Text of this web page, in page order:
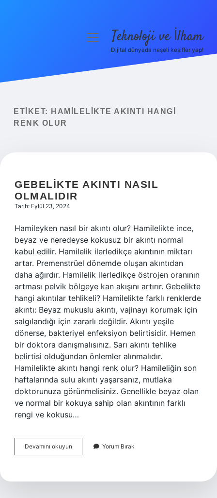
Yasal Uyarı
menüyüTeknoloji ve İlham
Dijital dünyada neşeli keşifler yap!
ETIKET:
HAMILELIKTE AKINTI HANGI
RENK OLUR
GEBELIKTE AKINTI NASIL
OLMALIDIR
Tarih: Eylül 23, 2024
Hamileyken nasıl bir akıntı olur? Hamilelikte ince,
beyaz ve neredeyse kokusuz bir akıntı normal
kabul edilir. Hamilelik ilerledikçe akıntının miktarı
artar. Premenstrüel dönemde oluşan akıntıdan
daha ağırdır. Hamilelik ilerledikçe östrojen oranının
artması pelvik bölgeye kan akışını artırır. Gebelikte
hangi akıntılar tehlikeli? Hamilelikte farklı renklerde
akıntı: Beyaz mukuslu akıntı, vajinayı korumak için
salgılandığı için zararlı değildir. Akıntı yeşile
dönerse, bakteriyel enfeksiyon belirtisidir. Hemen
bir doktora danışmalısınız. Sarı akıntı tehlike
belirtisi olduğundan önlemler alınmalıdır.
Hamilelikte akıntı hangi renk olur? Hamileliğin son
haftalarında sulu akıntı yaşarsanız, mutlaka
doktorunuza görünmelisiniz. Genellikle beyaz olan
ve normal bir kokuya sahip olan akıntının farklı
rengi ve kokusu…
Devamını okuyun Gebelikte
Akıntı
Yorum Bırak